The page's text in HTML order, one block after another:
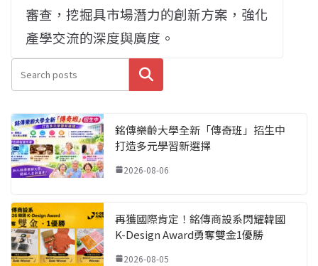
審查，挖掘具市場潛力的創新方案，強化
產學交流的深度與廣度。
搜尋
銘傳樂齡大學全新「傳奇班」招生中
打造多元學習新選擇
2026-08-06
再獲國際肯定！銘傳商設系閃耀韓國
K-Design Award勇奪雙金1優勝
2026-08-05